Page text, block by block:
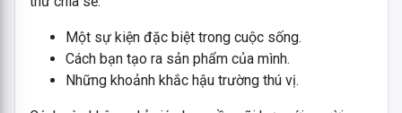
Một sự kiện đặc biệt trong cuộc sống.
Cách bạn tạo ra sản phẩm của mình.
Những khoảnh khắc hậu trường thú vị.